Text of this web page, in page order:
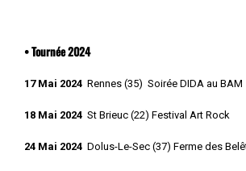
• Tournée 2024
17 Mai 2024 Rennes (35) Soirée DIDA au BAM
18 Mai 2024 St Brieuc (22) Festival Art Rock
24 Mai 2024 Dolus-Le-Sec (37) Ferme des